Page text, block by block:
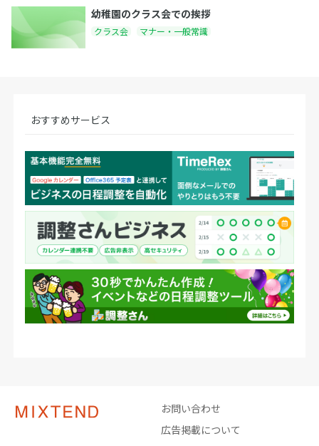
幼稚園のクラス会での挨拶
クラス会 マナー・一般常識
おすすめサービス
お問い合わせ
広告掲載について